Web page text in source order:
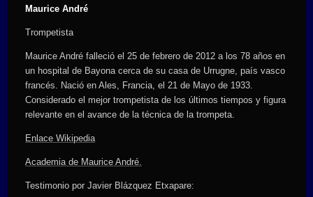
Maurice André
Trompetista
Maurice André falleció el 25 de febrero de 2012 a los 78 años en
un hospital de Bayona cerca de su casa de Urrugne, país vasco
francés. Nació en Ales, Francia, el 21 de Mayo de 1933.
Considerado el mejor trompetista de los últimos tiempos y figura
relevante en el avance de la técnica de la trompeta.
Enlace Wikipedia
Academia de Maurice André.
Testimonio por Javier Blázquez Etxapare: